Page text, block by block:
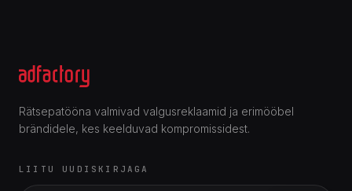
Rätsepatööna valmivad valgusreklaamid ja erimööbel
brändidele, kes keelduvad kompromissidest.
LIITU UUDISKIRJAGA